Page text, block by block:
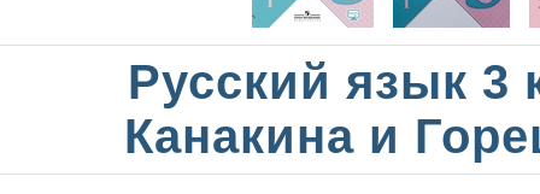
Русский язык 3
Канакина и